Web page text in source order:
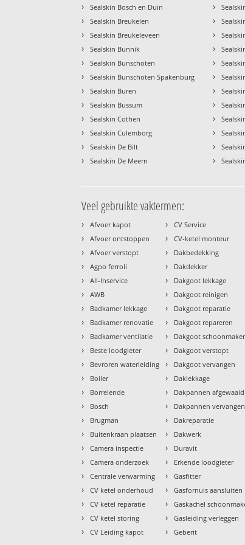
› Sealskin Bosch en Duin
› Sealskin Breukelen
› Sealskin Breukeleveen
› Sealskin Bunnik
› Sealskin Bunschoten
› Sealskin Bunschoten Spakenburg
› Sealskin Buren
› Sealskin Bussum
› Sealskin Cothen
› Sealskin Culemborg
› Sealskin De Bilt
› Sealskin De Meern
›
›
›
›
›
›
›
›
›
›
›
›
Veel gebruikte vaktermen:
› Afvoer kapot
› Afvoer ontstoppen
› Afvoer verstopt
› Agpo ferroli
› All-Inservice
› AWB
› Badkamer lekkage
› Badkamer renovatie
› Badkamer ventilatie
› Beste loodgieter
› Bevroren waterleiding
› Boiler
› Borrelende
› Bosch
› Brugman
› Buitenkraan plaatsen
› Camera inspectie
› Camera onderzoek
› Centrale verwarming
› CV ketel onderhoud
› CV ketel reparatie
› CV ketel storing
› CV Leiding kapot
› CV Service
› CV-ketel monteur
› Dakbedekking
› Dakdekker
› Dakgoot lekkage
› Dakgoot reinigen
› Dakgoot reparatie
› Dakgoot repareren
› Dakgoot
› Dakgoot verstopt
› Dakgoot vervangen
› Daklekkage
› Dakpannen afgewaaid
› Dakpannen vervangen
› Dakreparatie
› Dakwerk
› Duravit
› Erkende loodgieter
› Gasfitter
› Gasfornuis aansluiten
› Gaskachel
› Gasleiding verleggen
› Geberit